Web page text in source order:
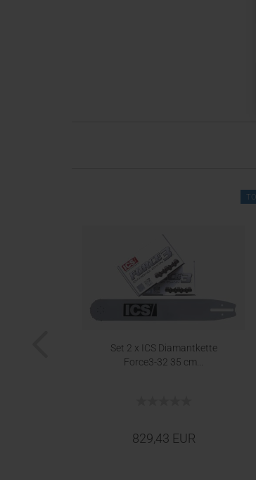
Set 2 x ICS Diamantkette
Force3-32 35 cm...
829,43 EUR